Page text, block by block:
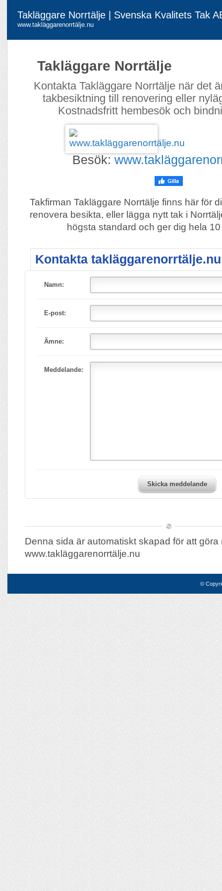
Takläggare Norrtälje | Svenska Kvalitets Tak
www.takläggarenorrtälje.nu
Takläggare Norrtälje
Kontakta Takläggare Norrtälje när det
takbesiktning till renovering eller
Kostnadsfritt hembesök och
Besök:
Takfirman Takläggare Norrtälje finns här för
renovera besikta, eller lägga nytt tak i
högsta standard och ger dig hela
Kontakta
Namn:
E-post:
Ämne:
Meddelande:
Skicka meddelande
Denna sida är automatiskt skapad för att göra
www.takläggarenorrtälje.nu
©